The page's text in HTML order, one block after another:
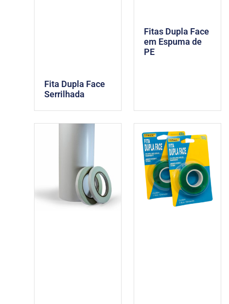
Fita Dupla Face
Serrilhada
Fitas Dupla Face
em Espuma de
PE